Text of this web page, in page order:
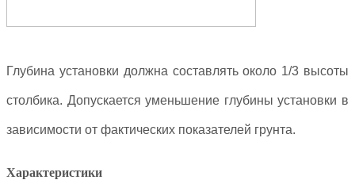
Глубина установки должна составлять около 1/3 высоты
столбика. Допускается уменьшение глубины установки в
зависимости от фактических показателей грунта.
Характеристики